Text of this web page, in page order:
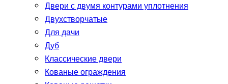
Двери с двумя контурами уплотнения
Двухстворчатые
Для дачи
Дуб
Классические двери
Кованые ограждения